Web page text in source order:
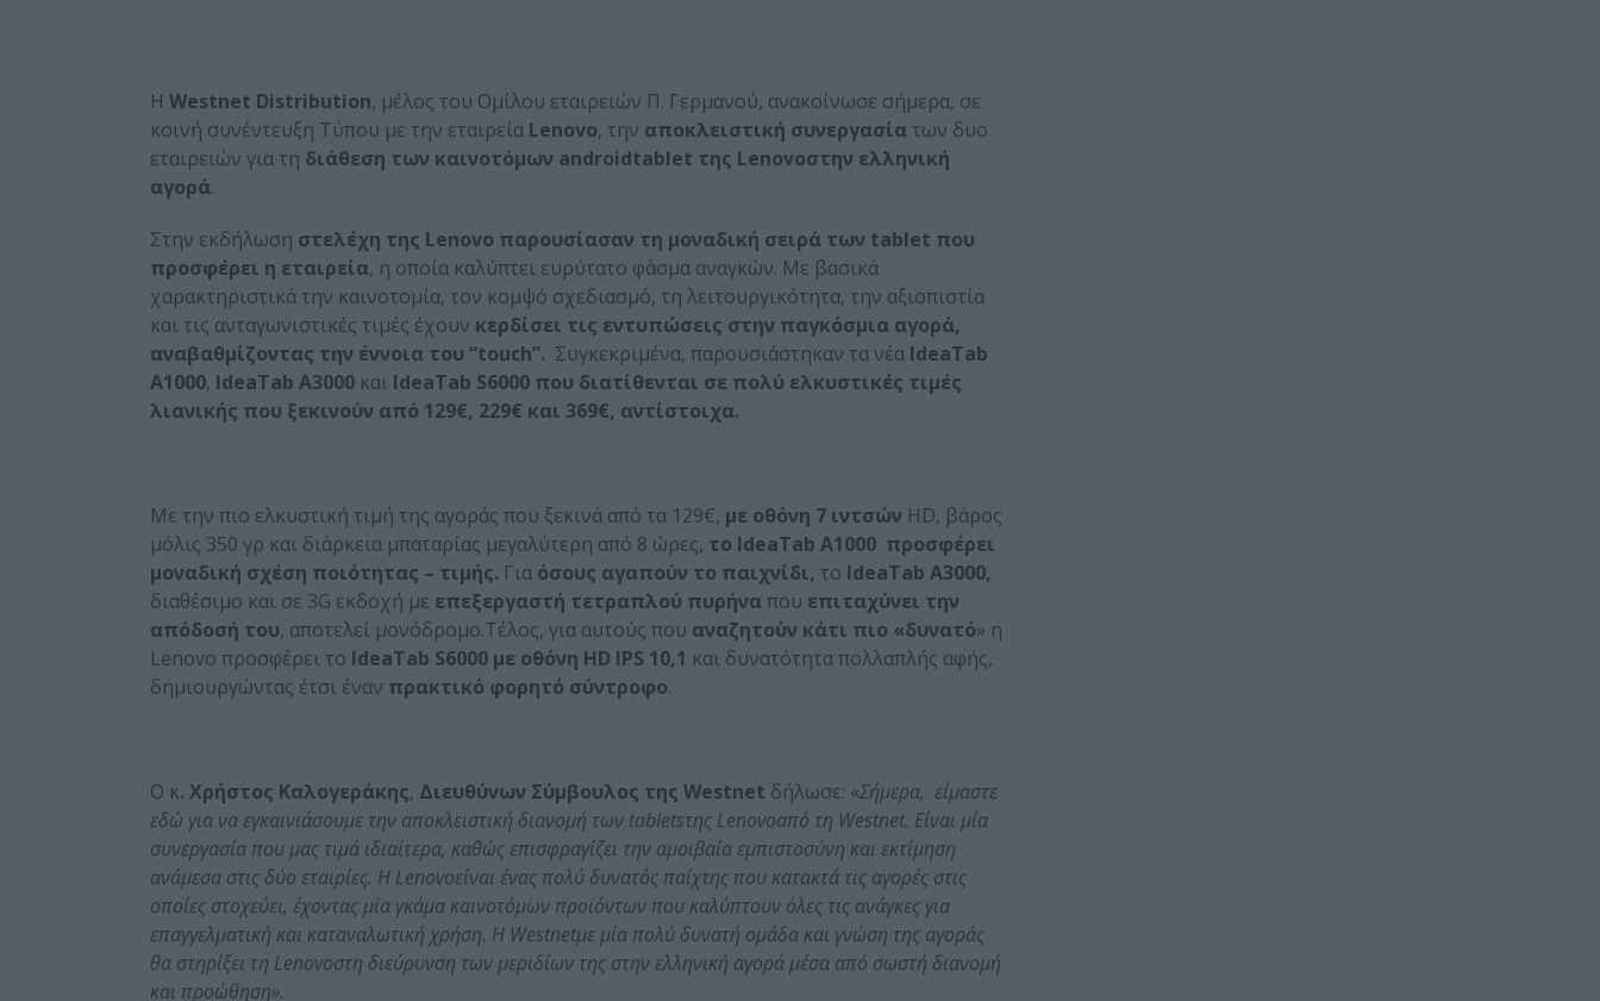
Η Westnet Distribution, μέλος του Ομίλου εταιρειών Π. Γερμανού, ανακοίνωσε σήμερα, σε
κοινή συνέντευξη Tύπου με την εταιρεία Lenovo, την αποκλειστική συνεργασία των δυο
εταιρειών για τη διάθεση των καινοτόμων androidtablet της Lenovoστην ελληνική
αγορά.
Στην εκδήλωση στελέχη της Lenovo παρουσίασαν τη μοναδική σειρά των tablet που
προσφέρει η εταιρεία, η οποία καλύπτει ευρύτατο φάσμα αναγκών. Με βασικά
χαρακτηριστικά την καινοτομία, τον κομψό σχεδιασμό, τη λειτουργικότητα, την αξιοπιστία
και τις ανταγωνιστικές τιμές έχουν κερδίσει τις εντυπώσεις στην παγκόσμια αγορά,
αναβαθμίζοντας την έννοια του “touch”. Συγκεκριμένα, παρουσιάστηκαν τα νέα IdeaTab
A1000, IdeaTab A3000 και IdeaTab S6000 που διατίθενται σε πολύ ελκυστικές τιμές
λιανικής που ξεκινούν από 129€, 229€ και 369€, αντίστοιχα.
Με την πιο ελκυστική τιμή της αγοράς που ξεκινά από τα 129€, με οθόνη 7 ιντσών HD, βάρος
μόλις 350 γρ και διάρκεια μπαταρίας μεγαλύτερη από 8 ώρες, το IdeaTab A1000 προσφέρει
μοναδική σχέση ποιότητας – τιμής. Για όσους αγαπούν το παιχνίδι, το IdeaTab A3000,
διαθέσιμο και σε 3G εκδοχή με επεξεργαστή τετραπλού πυρήνα που επιταχύνει την
απόδοσή του, αποτελεί μονόδρομο.Τέλος, για αυτούς που αναζητούν κάτι πιο «δυνατό» η
Lenovo προσφέρει το IdeaTab S6000 με οθόνη HD IPS 10,1 και δυνατότητα πολλαπλής αφής,
δημιουργώντας έτσι έναν πρακτικό φορητό σύντροφο.
Ο κ. Χρήστος Καλογεράκης, Διευθύνων Σύμβουλος της Westnet δήλωσε: «Σήμερα, είμαστε
εδώ για να εγκαινιάσουμε την αποκλειστική διανομή των tabletsτης Lenovoαπό τη Westnet. Είναι μία
συνεργασία που μας τιμά ιδιαίτερα, καθώς επισφραγίζει την αμοιβαία εμπιστοσύνη και εκτίμηση
ανάμεσα στις δύο εταιρίες. Η Lenovoείναι ένας πολύ δυνατός παίχτης που κατακτά τις αγορές στις
οποίες στοχεύει, έχοντας μία γκάμα καινοτόμων προϊόντων που καλύπτουν όλες τις ανάγκες για
επαγγελματική και καταναλωτική χρήση. Η Westnetμε μία πολύ δυνατή ομάδα και γνώση της αγοράς
θα στηρίξει τη Lenovoστη διεύρυνση των μεριδίων της στην ελληνική αγορά μέσα από σωστή διανομή
και προώθηση».